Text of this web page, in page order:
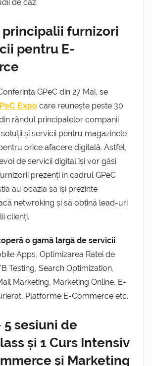
de caz.
principalii furnizori
pentru E-
GPeC din 27 Mai, se
Expo care reunește peste 30
rândul principalelor companii
și servicii pentru magazinele
orice afacere digitală. Astfel,
de servicii digital își vor găsi
prezenți în cadrul GPeC
au ocazia să își prezinte
netwroking și să obțină lead-uri
clienți.
o gamă largă de servicii:
Apps, Optimizarea Ratei de
Testing, Search Optimization,
Marketing, Marketing Online, E-
Platforme E-Commerce etc.
5 sesiuni de
și 1 Curs Intensiv
și Marketing